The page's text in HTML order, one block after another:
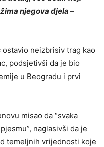
njegova djela –
ostavio neizbrisiv trag kao
podsjetivši da je bio
u Beogradu i prvi
misao da “svaka
naglasivši da je
temeljnih vrijednosti koje